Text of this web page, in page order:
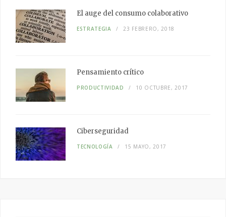
El auge del consumo colaborativo
ESTRATEGIA 23 FEBRERO, 2018
Pensamiento crítico
PRODUCTIVIDAD 10 OCTUBRE, 2017
Ciberseguridad
TECNOLOGÍA 15 MAYO, 2017